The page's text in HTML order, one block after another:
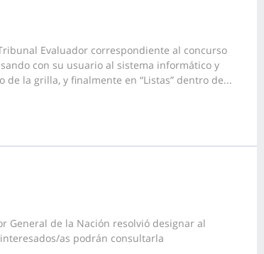
Evaluador correspondiente al concurso
con su usuario al sistema informático y
de la grilla, y finalmente en “Listas” dentro de...
General de la Nación resolvió designar al
as podrán consultarla